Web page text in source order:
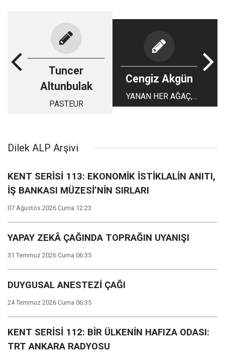
Tuncer
Altunbulak
PASTEUR
Cengiz Akgün
YANAN HER AĞAÇ,
YANAN BİR
Dilek ALP Arşivi
KENT SERİSİ 113: EKONOMİK İSTİKLALİN ANITI,
İŞ BANKASI MÜZESİ’NİN SIRLARI
07 Ağustos 2026 Cuma 12:23
YAPAY ZEKÂ ÇAĞINDA TOPRAĞIN UYANIŞI
31 Temmuz 2026 Cuma 06:35
DUYGUSAL ANESTEZİ ÇAĞI
24 Temmuz 2026 Cuma 06:35
KENT SERİSİ 112: BİR ÜLKENİN HAFIZA ODASI:
TRT ANKARA RADYOSU